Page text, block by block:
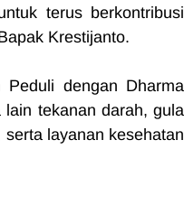
terus berkontribusi
Krestijanto.
dengan Dharma
tekanan darah, gula
layanan kesehatan